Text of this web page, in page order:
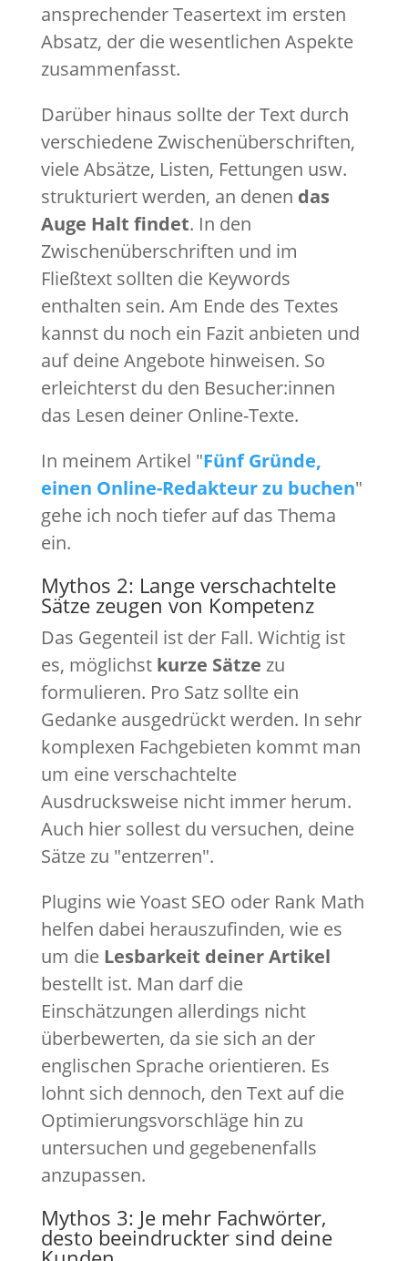
ansprechender Teasertext im ersten
Absatz, der die wesentlichen Aspekte
zusammenfasst.
Darüber hinaus sollte der Text durch
verschiedene Zwischenüberschriften,
viele Absätze, Listen, Fettungen usw.
strukturiert werden, an denen das
Auge Halt findet. In den
Zwischenüberschriften und im
Fließtext sollten die Keywords
enthalten sein. Am Ende des Textes
kannst du noch ein Fazit anbieten und
auf deine Angebote hinweisen. So
erleichterst du den Besucher:innen
das Lesen deiner Online-Texte.
In meinem Artikel "Fünf Gründe,
einen Online-Redakteur zu buchen"
gehe ich noch tiefer auf das Thema
ein.
Mythos 2: Lange verschachtelte
Sätze zeugen von Kompetenz
Das Gegenteil ist der Fall. Wichtig ist
es, möglichst kurze Sätze zu
formulieren. Pro Satz sollte ein
Gedanke ausgedrückt werden. In sehr
komplexen Fachgebieten kommt man
um eine verschachtelte
Ausdrucksweise nicht immer herum.
Auch hier sollest du versuchen, deine
Sätze zu "entzerren".
Plugins wie Yoast SEO oder Rank Math
helfen dabei herauszufinden, wie es
um die Lesbarkeit deiner Artikel
bestellt ist. Man darf die
Einschätzungen allerdings nicht
überbewerten, da sie sich an der
englischen Sprache orientieren. Es
lohnt sich dennoch, den Text auf die
Optimierungsvorschläge hin zu
untersuchen und gegebenenfalls
anzupassen.
Mythos 3: Je mehr Fachwörter,
desto beeindruckter sind deine